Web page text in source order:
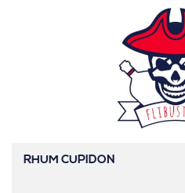
RHUM CUPIDON